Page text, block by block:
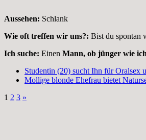
Aussehen: Schlank
Wie oft treffen wir uns?: Bist du spontan
Ich suche: Einen Mann, ob jünger wie
Studentin (20) sucht Ihn für Oralsex
Mollige blonde Ehefrau bietet
1 2 3 »